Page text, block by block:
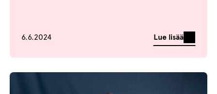
Julkaistu
6.6.2024 Lue lisää